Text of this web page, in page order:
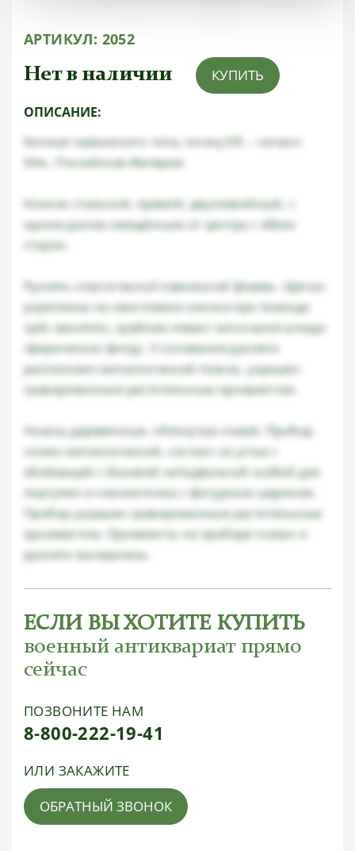
АРТИКУЛ: 2052
Нет в наличии КУПИТЬ
ОПИСАНИЕ:
Кинжал кавказского типа, конец XIX – начало
XXв., Российская Империя
Клинок стальной, прямой, двулезвийный, с
одним долом смещённым от центра с обеих
сторон.
Рукоять классической кавказской формы. Щечки
укреплены на хвостовике клинка при помощи
трёх заклепок, крайние имеют окончания в виде
сферических фигур. У основания рукояти
расположен металлический поясок, украшен
гравированным растительным орнаментом.
Ножны деревянные, обтянутые кожей. Прибор
ножен металлический, состоит из устья с
обоймицей с боковой неподвижной скобой для
портупеи и наконечника с фигурным шариком.
Прибор украшен гравированным растительным
орнаментом. Орнаменты на приборе ножен и
рукояти вычернены.
ЕСЛИ ВЫ ХОТИТЕ КУПИТЬ
военный антиквариат прямо
сейчас
ПОЗВОНИТЕ НАМ
8-800-222-19-41
ИЛИ ЗАКАЖИТЕ
ОБРАТНЫЙ ЗВОНОК